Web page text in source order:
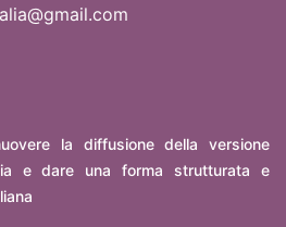
la diffusione della versione
e dare una forma strutturata e